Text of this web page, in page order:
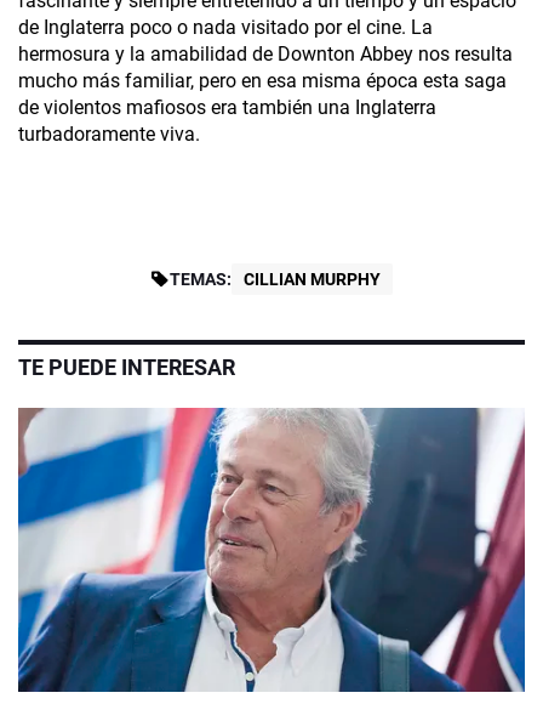
de Inglaterra poco o nada visitado por el cine. La
hermosura y la amabilidad de Downton Abbey nos resulta
mucho más familiar, pero en esa misma época esta saga
de violentos mafiosos era también una Inglaterra
turbadoramente viva.
TEMAS: CILLIAN MURPHY
TE PUEDE INTERESAR